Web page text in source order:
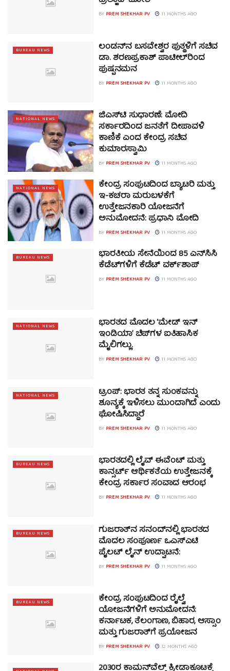
BY PREM SHEKHAR PV 11 MONTHS AGO
BUREAU NEWS ಲಂಡನ್‌ನ ಬಸವೇಶ್ವರ ಪುತ್ಥಳಿಗೆ ಸಚಿವ
ಡಾ. ಶರಣಪ್ರಕಾಶ್‌ ಪಾಟೀಲ್‌ರಿಂದ
ಪುಷ್ಪನಮನ
BY PREM SHEKHAR PV 11 MONTHS AGO
NATIONAL NEWS ಜಿಎಸ್‌ಟಿ ಸುಧಾರಣೆ: ಮೋದಿ
ಸರ್ಕಾರದಿಂದ ಜನತೆಗೆ ದೀಪಾವಳಿ
ಕಾಣಿಕೆ ಎಂದ ಕೇಂದ್ರ ಸಚಿವ
ಕುಮಾರಸ್ವಾಮಿ
BY PREM SHEKHAR PV 11 MONTHS AGO
NATIONAL NEWS ಕೇಂದ್ರ ಸಂಪುಟದಿಂದ ಬ್ಯಾಟರಿ ಮತ್ತು
ಇ-ಕಚರಾ ಮರುಬಳಕೆಗೆ
ಉತ್ತೇಜನಕಾರಿ ಯೋಜನೆಗೆ
ಅನುಮೋದನೆ: ಪ್ರಧಾನಿ ಮೋದಿ
BY PREM SHEKHAR PV 11 MONTHS AGO
BUREAU NEWS ಭಾರತೀಯ ಸೇನೆಯಿಂದ 85 ಎನ್‌ಸಿಸಿ
ಕೆಡೆಟ್‌ಗಳಿಗೆ ಕೆಡೆಟ್ ವರ್ಕ್‌ಶಾಪ್
BY PREM SHEKHAR PV 11 MONTHS AGO
NATIONAL NEWS ಭಾರತದ ಮೊದಲ ‘ಮೇಡ್ ಇನ್
ಇಂಡಿಯಾ’ ಚಿಪ್‌ಗಳ ಐತಿಹಾಸಿಕ
ಮೈಲಿಗಲ್ಲು.
BY PREM SHEKHAR PV 11 MONTHS AGO
NATIONAL NEWS ಟ್ರಂಪ್: ಭಾರತ ತನ್ನ ಸುಂಕವನ್ನು
ಶೂನ್ಯಕ್ಕೆ ಇಳಿಸಲು ಮುಂದಾಗಿದೆ ಎಂದು
ಘೋಷಿಸಿದ್ದಾರೆ
BY PREM SHEKHAR PV 11 MONTHS AGO
BUREAU NEWS ಭಾರತದಲ್ಲಿ ಲೈವ್ ಈವೆಂಟ್ ಮತ್ತು
ಕಾನ್ಸರ್ಟ್ ಆರ್ಥಿಕತೆಯ ಉತ್ತೇಜನಕ್ಕೆ
ಕೇಂದ್ರ ಸರ್ಕಾರ ಸಂವಾದ ಆರಂಭ
BY PREM SHEKHAR PV 11 MONTHS AGO
BUREAU NEWS ಗುಜರಾತ್‌ನ ಸನಂದ್‌ನಲ್ಲಿ ಭಾರತದ
ಮೊದಲ ಸಂಪೂರ್ಣ ಒಎಸ್‌ಎಟಿ
ಪೈಲಟ್ ಲೈನ್ ಉದ್ಘಾಟನೆ:
BY PREM SHEKHAR PV 11 MONTHS AGO
BUREAU NEWS ಕೇಂದ್ರ ಸಂಪುಟದಿಂದ ರೈಲ್ವೆ
ಯೋಜನೆಗಳಿಗೆ ಅನುಮೋದನೆ:
ಕರ್ನಾಟಕ, ತೆಲಂಗಾಣ, ಬಿಹಾರ, ಆಸ್ಸಾಂ
ಮತ್ತು ಗುಜರಾತ್‌ಗೆ ಪ್ರಯೋಜನ
BY PREM SHEKHAR PV 12 MONTHS AGO